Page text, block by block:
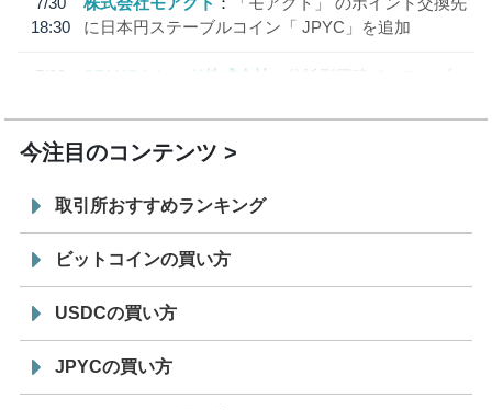
18:30
に日本円ステーブルコイン「 JPYC」を追加
7/29
SBI VCトレード株式会社
信託型円建てステーブル
今注目のコンテンツ
取引所おすすめランキング
ビットコインの買い方
USDCの買い方
JPYCの買い方